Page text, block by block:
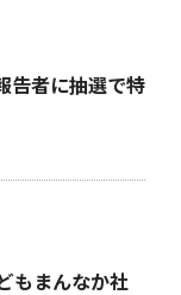
者に抽選で特
もまんなか社